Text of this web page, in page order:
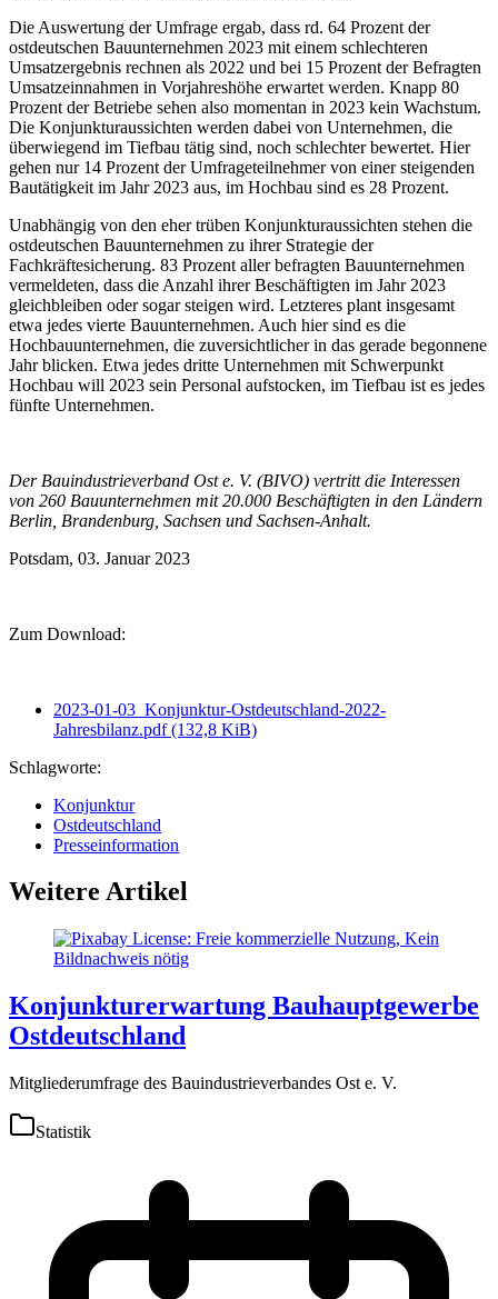
Die Auswertung der Umfrage ergab, dass rd. 64 Prozent der
ostdeutschen Bauunternehmen 2023 mit einem schlechteren
Umsatzergebnis rechnen als 2022 und bei 15 Prozent der Befragten
Umsatzeinnahmen in Vorjahreshöhe erwartet werden. Knapp 80
Prozent der Betriebe sehen also momentan in 2023 kein Wachstum.
Die Konjunkturaussichten werden dabei von Unternehmen, die
überwiegend im Tiefbau tätig sind, noch schlechter bewertet. Hier
gehen nur 14 Prozent der Umfrageteilnehmer von einer steigenden
Bautätigkeit im Jahr 2023 aus, im Hochbau sind es 28 Prozent.
Unabhängig von den eher trüben Konjunkturaussichten stehen die
ostdeutschen Bauunternehmen zu ihrer Strategie der
Fachkräftesicherung. 83 Prozent aller befragten Bauunternehmen
vermeldeten, dass die Anzahl ihrer Beschäftigten im Jahr 2023
gleichbleiben oder sogar steigen wird. Letzteres plant insgesamt
etwa jedes vierte Bauunternehmen. Auch hier sind es die
Hochbauunternehmen, die zuversichtlicher in das gerade begonnene
Jahr blicken. Etwa jedes dritte Unternehmen mit Schwerpunkt
Hochbau will 2023 sein Personal aufstocken, im Tiefbau ist es jedes
fünfte Unternehmen.
Der Bauindustrieverband Ost e. V. (BIVO) vertritt die Interessen
von 260 Bauunternehmen mit 20.000 Beschäftigten in den Ländern
Berlin, Brandenburg, Sachsen und Sachsen-Anhalt.
Potsdam, 03. Januar 2023
Zum Download:
2023-01-03_Konjunktur-Ostdeutschland-2022-
Jahresbilanz.pdf(132,8 KiB)
Schlagworte:
Konjunktur
Ostdeutschland
Presseinformation
Weitere Artikel
Konjunkturerwartung Bauhauptgewerbe
Ostdeutschland
Mitgliederumfrage des Bauindustrieverbandes Ost e. V.
Statistik